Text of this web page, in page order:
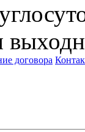
договора